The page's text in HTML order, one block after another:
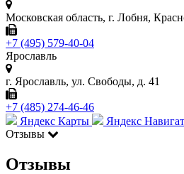
Московская область, г. Лобня,
+7 (495) 579-40-04
Ярославль
г. Ярославль, ул. Свободы, д. 41
+7 (485) 274-46-46
Яндекс Карты
Яндекс
Отзывы
Отзывы